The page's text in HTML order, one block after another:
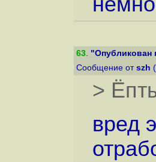
63. "Опубликован
Сообщение от szh
>
вред